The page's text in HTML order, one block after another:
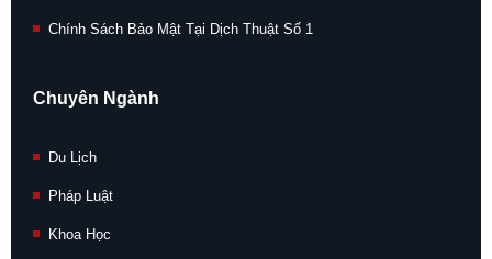
Chính Sách Bảo Mật Tại Dịch Thuật Số 1
Chuyên Ngành
Du Lịch
Pháp Luật
Khoa Học